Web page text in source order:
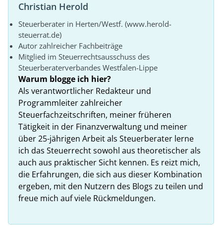
Christian Herold
Steuerberater in Herten/Westf. (www.herold-
steuerrat.de)
Autor zahlreicher Fachbeiträge
Mitglied im Steuerrechtsausschuss des
Steuerberaterverbandes Westfalen-Lippe
Warum blogge ich hier?
Als verantwortlicher Redakteur und
Programmleiter zahlreicher
Steuerfachzeitschriften, meiner früheren
Tätigkeit in der Finanzverwaltung und meiner
über 25-jährigen Arbeit als Steuerberater lerne
ich das Steuerrecht sowohl aus theoretischer als
auch aus praktischer Sicht kennen. Es reizt mich,
die Erfahrungen, die sich aus dieser Kombination
ergeben, mit den Nutzern des Blogs zu teilen und
freue mich auf viele Rückmeldungen.